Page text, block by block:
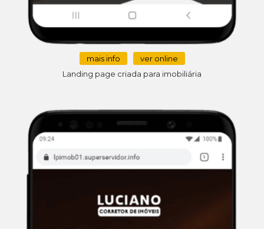
mais info
ver online
Landing page criada para imobiliária